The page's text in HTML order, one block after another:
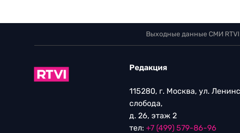
Выходные данные СМИ RTVI
Редакция
115280, г. Москва, ул.
слобода,
д. 26, этаж 2
тел: +7 (499) 579-86-96